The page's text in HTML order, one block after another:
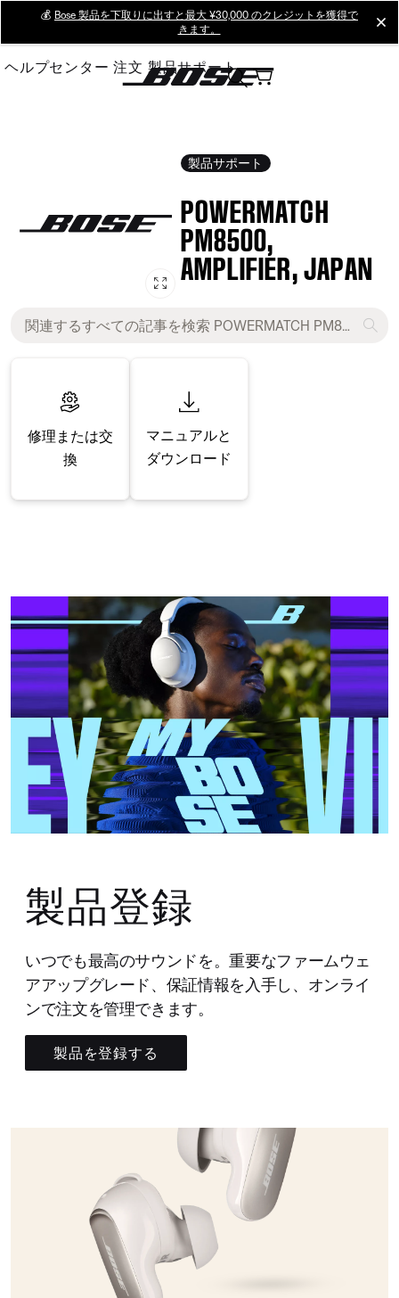
Main
💰 Bose 製品を下取りに出すと最大 ¥30,000 のクレジットを獲得で
きます。
ヘルプセンター 注文 製品サポート
製品サポート
POWERMATCH
PM8500,
AMPLIFIER, JAPAN
修理または交
換
マニュアルと
ダウンロード
製品登録
いつでも最高のサウンドを。重要なファームウェ
アアップグレード、保証情報を入手し、オンライ
ンで注文を管理できます。
製品を登録する